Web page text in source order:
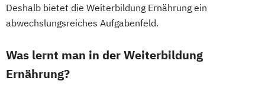
Deshalb bietet die Weiterbildung Ernährung ein
abwechslungsreiches Aufgabenfeld.
Was lernt man in der Weiterbildung
Ernährung?